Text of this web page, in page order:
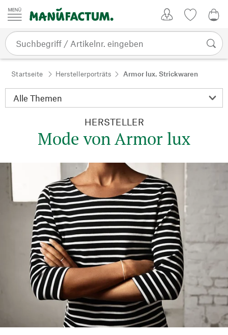
Zum Inhalt springen
Startseite Herstellerporträts Armor lux. Strickwaren
HERSTELLER
Mode von Armor lux